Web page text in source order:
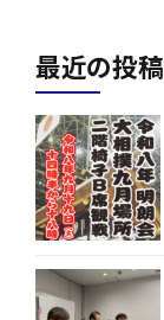
最近の投稿